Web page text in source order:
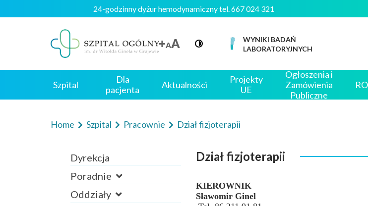
24-godzinny dyżur hemodynamiczny tel. 667 024 321
WYNIKI BADAŃ
LABORATORYJNYCH
Szpital
Dla
pacjenta
Aktualności
Projekty
UE
Ogłoszenia i
Zamówienia
Publiczne
Home Szpital Pracownie Dział fizjoterapii
Dyrekcja
Poradnie
Oddziały
Dział fizjoterapii
KIEROWNIK
Sławomir Ginel